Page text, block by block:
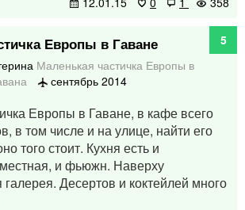
Европы в Гаване
5
Маленькая частичка Европы в
сентябрь 2014
Европы в Гаване, в кафе всего
в том числе и на улице, найти его
того стоит. Кухня есть и
и фьюжн. Наверху
Десертов и коктейлей много